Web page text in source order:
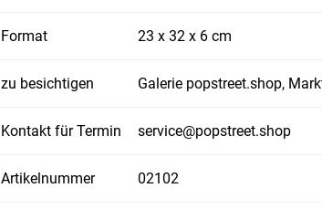
Format 23 x 32 x 6 cm
zu besichtigen Galerie popstreet.shop,
Kontakt für Termin service@popstreet.shop
Artikelnummer 02102